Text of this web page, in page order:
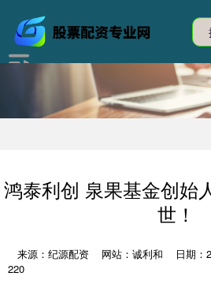
鸿泰利创 泉果基金创始
世！
来源：纪源配资 网站：诚利和 日期：
220